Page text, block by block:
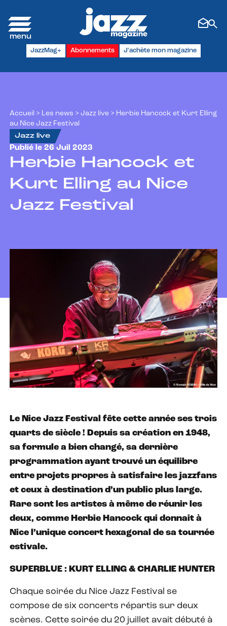
JazzMag+ Abonnements J'achète mon magazine
Accueil > Les news > Jazz live > Herbie Hancock et Kurt Elling
au Nice Jazz Festival
Jazz live
Publié le 26 Juil 2023
Herbie Hancock et
Kurt Elling au Nice
Jazz Festival
Le Nice Jazz Festival fête cette année ses trois
quarts de siècle ! Depuis sa création en 1948,
sa formule a bien changé, sa dernière
programmation ayant trouvé un équilibre
entre projets propres à satisfaire les jazzfans
et ceux à destination d’un public plus large.
Rare sont les artistes à même de réunir les
deux, comme Herbie Hancock qui donnait à
Nice l’unique concert hexagonal de sa tournée
estivale.
SUPERBLUE : KURT ELLING & CHARLIE HUNTER
Chaque soirée du Nice Jazz Festival se
compose de six concerts répartis sur deux
scènes. Cette soirée du 20 juillet avait débuté à